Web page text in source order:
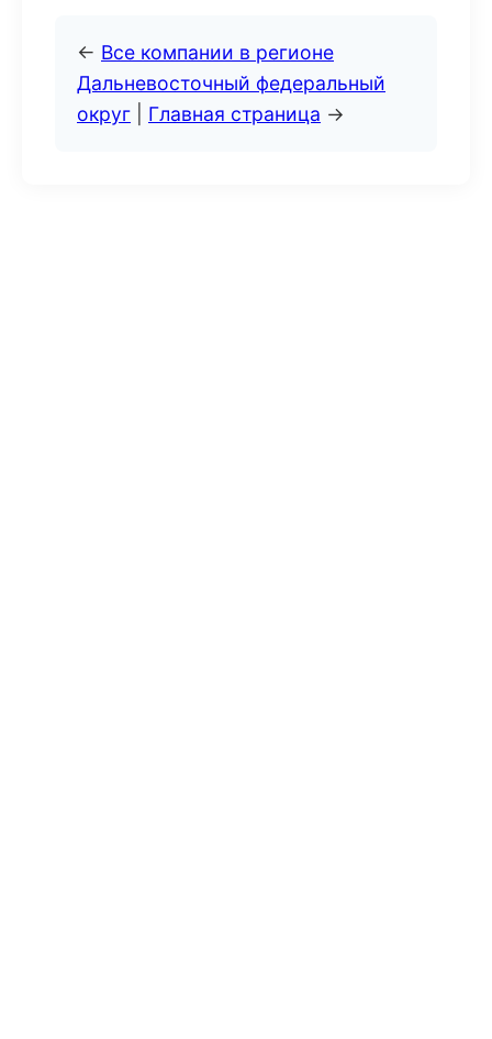
← Все компании в регионе
Дальневосточный федеральный
округ
Главная страница →